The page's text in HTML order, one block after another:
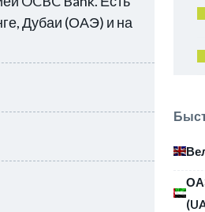
Дубаи (ОАЭ) и на